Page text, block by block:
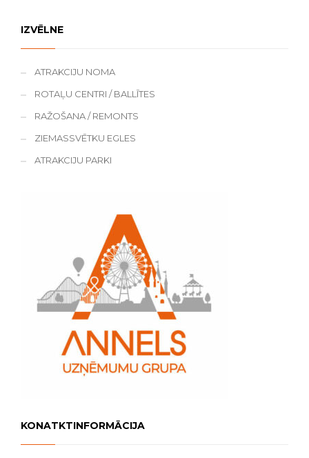
IZVĒLNE
ATRAKCIJU NOMA
ROTAĻU CENTRI / BALLĪTES
RAŽOŠANA / REMONTS
ZIEMASSVĒTKU EGLES
ATRAKCIJU PARKI
KONATKTINFORMĀCIJA